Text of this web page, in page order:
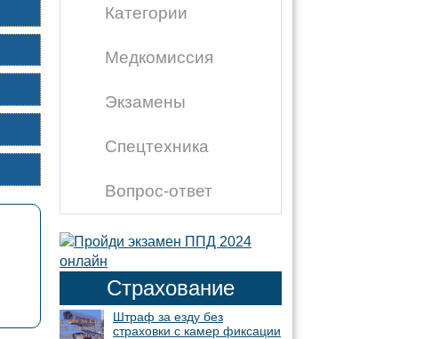
Категории
Медкомиссия
Экзамены
Спецтехника
Вопрос-ответ
Страхование
Штраф за езду без
страховки с камер фиксации